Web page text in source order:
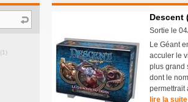
(1)
Descent
Sortie le
Le Géant
acculer le
plus grand
dont le
permettrait
lire la suite